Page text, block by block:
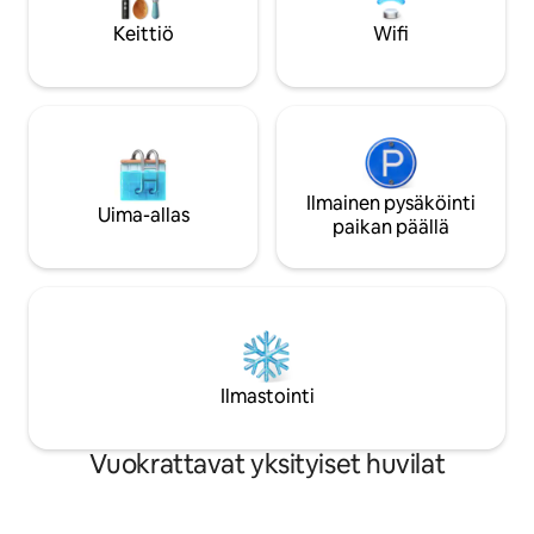
Keittiö Wifi
Uima-allas
Ilmainen pysäköinti
paikan päällä
Ilmastointi
Vuokrattavat yksityiset huvilat